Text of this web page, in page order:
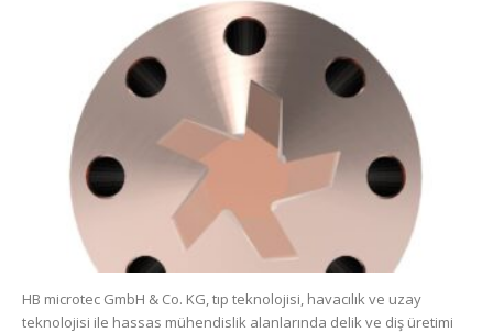
HB microtec GmbH & Co. KG, tıp teknolojisi, havacılık ve uzay
teknolojisi ile hassas mühendislik alanlarında delik ve diş üretimi